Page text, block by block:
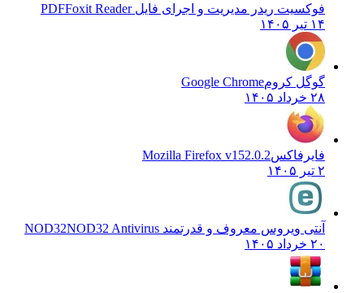
فوکسیت ریدر مدیریت و اجرای فایل PDFFoxit Reader
۱۴ تیر ۱۴۰۵
گوگل کرومGoogle Chrome
۲۸ خرداد ۱۴۰۵
فایرفاکسMozilla Firefox v152.0.2
۲ تیر ۱۴۰۵
آنتی ویروس معروف و قدرتمند NOD32 NOD32 Antivirus
۲۰ خرداد ۱۴۰۵